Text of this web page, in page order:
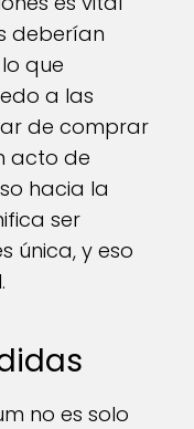
deberían
que
a las
de comprar
acto de
hacia la
ser
única, y eso
no es solo